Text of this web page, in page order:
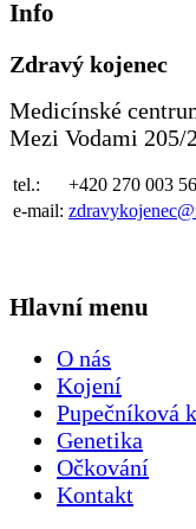
Info
Zdravý kojenec
Medicínské
Mezi Vodami 205/
tel.:
+420 270 003
e-mail:
Hlavní menu
O nás
Kojení
Pupečníková
Genetika
Očkování
Kontakt